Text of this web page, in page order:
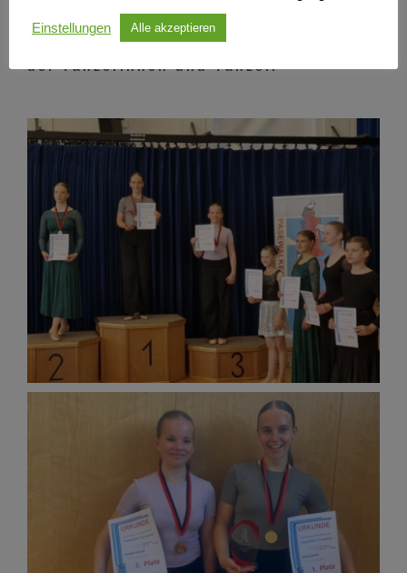
den Trainern Patrick Lewke und
Alexander Diemke für die Vorbereitung
der Tänzerinnen und Tänzer.
Einstellungen Alle akzeptieren